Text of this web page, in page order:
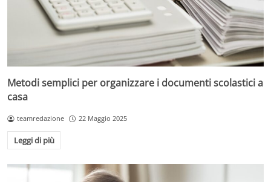
Metodi semplici per organizzare i documenti scolastici a
casa
teamredazione 22 Maggio 2025
Leggi di più